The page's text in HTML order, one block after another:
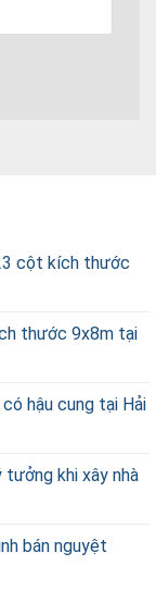
cột kích thước
thước 9x8m tại
hậu cung tại Hải
khi xây nhà
bán nguyệt